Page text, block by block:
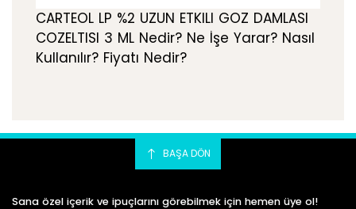
CARTEOL LP %2 UZUN ETKILI GOZ DAMLASI
COZELTISI 3 ML Nedir? Ne İşe Yarar? Nasıl
Kullanılır? Fiyatı Nedir?
BAŞA DÖN
Sana özel içerik ve ipuçlarını görebilmek için hemen üye ol!